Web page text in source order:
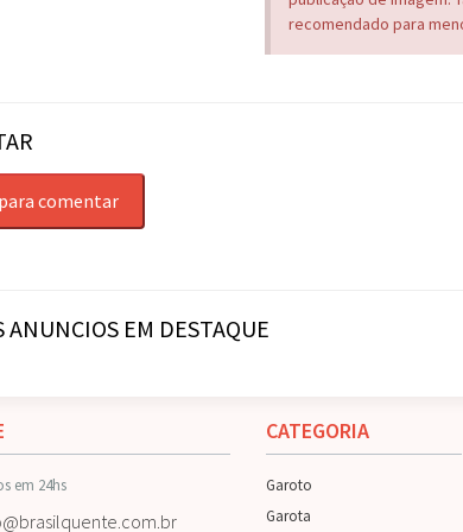
recomendado para
comentar
ANUNCIOS EM DESTAQUE
em 24hs
CATEGORIA
Garoto
Garota